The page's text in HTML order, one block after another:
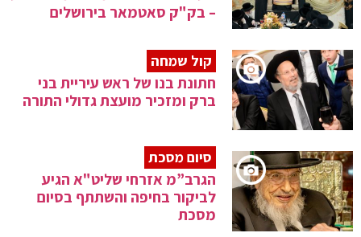
– בק"ק סאטמאר בירושלים
קול שמחה
חתונת בנו של ראש עיריית בני
ברק ומזכיר מועצת גדולי התורה
סיום מסכת
הגרב”מ אזרחי שליט"א הגיע
לביקור בחיפה והשתתף בסיום
מסכת